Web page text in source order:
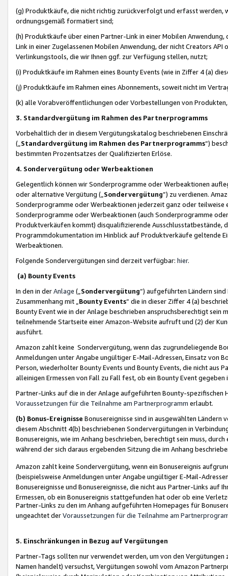
(g) Produktkäufe, die nicht richtig zurückverfolgt und erfasst werden,
ordnungsgemäß formatiert sind;
(h) Produktkäufe über einen Partner-Link in einer Mobilen
Link in einer Zugelassenen Mobilen Anwendung, der nicht Creators
Verlinkungstools, die wir Ihnen ggf. zur Verfügung stellen, nutzt;
(i) Produktkäufe im Rahmen eines Bounty Events (wie in Ziffer 4 (a)
(j) Produktkäufe im Rahmen eines Abonnements, soweit nicht im
(k) alle Vorabveröffentlichungen oder Vorbestellungen von
3. Standardvergütung im Rahmen des Partnerprogramms
Vorbehaltlich der in diesem Vergütungskatalog beschriebenen
(„ Standardvergütung im Rahmen des Partnerprogramms“)
bestimmten Prozentsatzes der Qualifizierten Erlöse.
4. Sondervergütung oder Werbeaktionen
Gelegentlich können wir Sonderprogramme oder Werbeaktionen
oder alternative Vergütung („ Sondervergütung”) zu verdienen.
Sonderprogramme oder Werbeaktionen jederzeit ganz oder
Sonderprogramme oder Werbeaktionen (auch Sonderprogramme
Produktverkäufen kommt) disqualifizierende Ausschlusstatbestände,
Programmdokumentation im Hinblick auf Produktverkäufe geltende
Werbeaktionen.
Folgende Sondervergütungen sind derzeit verfügbar: hier.
(a) Bounty Events
In den in derAnlage („ Sondervergütung“) aufgeführten Ländern
Zusammenhang mit „ Bounty Events“ die in dieser Ziffer 4 (a)
Bounty Event wie in der Anlage beschrieben anspruchsberechtigt sein
teilnehmende Startseite einer Amazon-Website aufruft und (2) der
ausführt.
Amazon zahlt keine Sondervergütung, wenn das zugrundeliegende
Anmeldungen unter Angabe ungültiger E-Mail-Adressen, Einsatz von
Person, wiederholter Bounty Events und Bounty Events, die nicht
alleinigen Ermessen von Fall zu Fall fest, ob ein Bounty Event
Partner-Links auf die in der Anlage aufgeführten Bounty-spezifischen
Voraussetzungen für die Teilnahme am Partnerprogramm erlaubt.
(b) Bonus-Ereignisse Bonusereignisse sind in ausgewählten Ländern
diesem Abschnitt 4(b) beschriebenen Sondervergütungen in
Bonusereignis, wie im Anhang beschrieben, berechtigt sein muss,
während der sich daraus ergebenden Sitzung die im Anhang
Amazon zahlt keine Sondervergütung, wenn ein Bonusereignis
(beispielsweise Anmeldungen unter Angabe ungültiger E-Mail-
Bonusereignisse und Bonusereignisse, die nicht aus Partner-Links auf
Ermessen, ob ein Bonusereignis stattgefunden hat oder ob eine
Partner-Links zu den im Anhang aufgeführten Homepages für
ungeachtet derVoraussetzungen für die Teilnahme am
5. Einschränkungen in Bezug auf Vergütungen
Partner-Tags sollten nur verwendet werden, um von den
Namen handelt) versuchst, Vergütungen sowohl vom Amazon